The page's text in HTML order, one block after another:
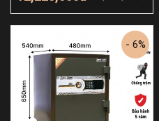
Thêm giỏ hàng
- 6%